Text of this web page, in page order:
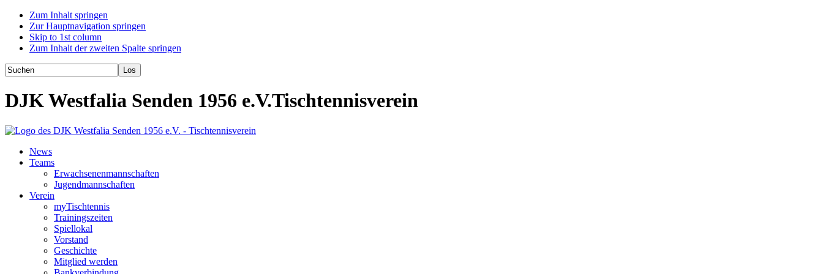
Zum Inhalt springen
Zur Hauptnavigation springen
Skip to 1st column
Zum Inhalt der zweiten Spalte springen
DJK Westfalia Senden 1956 e.V.Tischtennisverein
News
Teams
Erwachsenenmannschaften
Jugendmannschaften
Verein
myTischtennis
Trainingszeiten
Spiellokal
Vorstand
Geschichte
Mitglied werden